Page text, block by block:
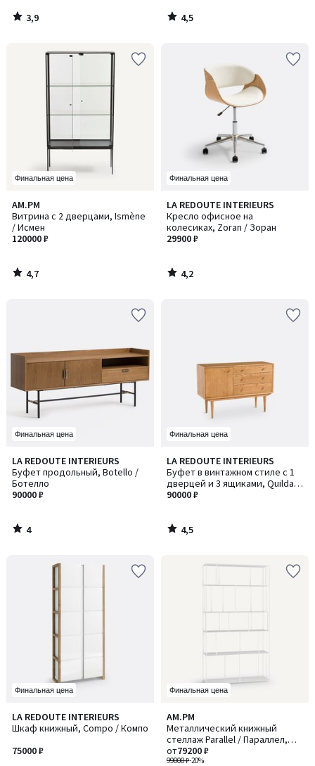
3,9
/
4,5
/
Финальная цена
AM.PM
Витрина с 2 дверцами, Ismène
/ Исмен
120000 ₽
4,7
/ 5
4,7
/
Финальная цена
LA REDOUTE INTERIEURS
Кресло офисное на
колесиках, Zoran / Зоран
29900 ₽
4,2
/ 5
4,2
/
Финальная цена
LA REDOUTE INTERIEURS
Буфет продольный, Botello /
Ботелло
90000 ₽
4
/
5
4
/
Финальная цена
LA REDOUTE INTERIEURS
Буфет в винтажном стиле с 1
дверцей и 3 ящиками, Quilda /
Кильда
90000 ₽
4,5
/ 5
4,5
/
Финальная цена
LA REDOUTE INTERIEURS
Шкаф книжный, Compo / Компо
75000 ₽
4,2
/ 5
Финальная цена
AM.PM
Металлический книжный
стеллаж Parallel / Параллел,
большой ширины
99000 ₽-20%
от79200 ₽
4,5
/ 5
Количество
цветов:
2